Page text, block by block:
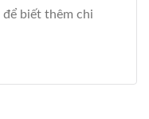
để biết thêm chi